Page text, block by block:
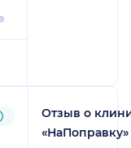
Отзыв о
«НаПоправку»